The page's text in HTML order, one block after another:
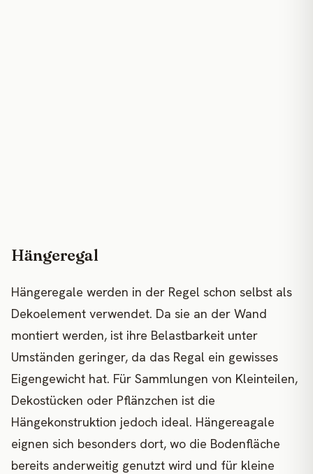
Hängeregal
Hängeregale werden in der Regel schon selbst als
Dekoelement verwendet. Da sie an der Wand
montiert werden, ist ihre Belastbarkeit unter
Umständen geringer, da das Regal ein gewisses
Eigengewicht hat. Für Sammlungen von Kleinteilen,
Dekostücken oder Pflänzchen ist die
Hängekonstruktion jedoch ideal. Hängereagale
eignen sich besonders dort, wo die Bodenfläche
bereits anderweitig genutzt wird und für kleine